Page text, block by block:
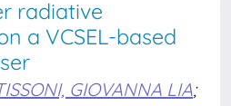
radiative
a VCSEL-based
GIOVANNA LIA;